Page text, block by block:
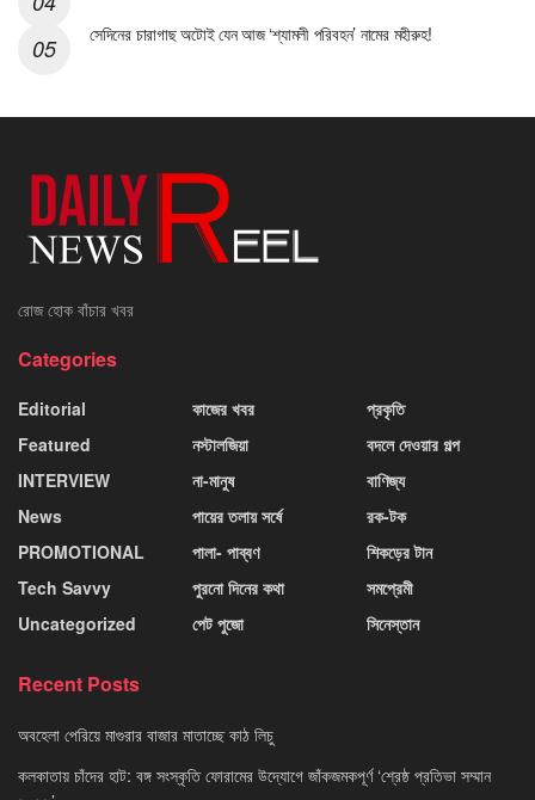
সেদিনের চারাগাছ অটোই যেন আজ ‘শ্যামলী পরিবহন’ নামের মহীরুহ!
রোজ হোক বাঁচার খবর
Categories
Editorial
Featured
INTERVIEW
News
PROMOTIONAL
Tech Savvy
Uncategorized
কাজের খবর
নস্টালজিয়া
না-মানুষ
পায়ের তলায় সর্ষে
পালা- পাব্বণ
পুরনো দিনের কথা
পেট পুজো
প্রকৃতি
বদলে দেওয়ার গল্প
বাণিজ্য
রক-টক
শিকড়ের টান
সমপ্রেমী
সিনেস্তান
Recent Posts
অবহেলা পেরিয়ে মাগুরার বাজার মাতাচ্ছে কাঠ লিচু
কলকাতায় চাঁদের হাট: বঙ্গ সংস্কৃতি ফোরামের উদ্যোগে জাঁকজমকপূর্ণ ‘শ্রেষ্ঠ প্রতিভা সম্মান